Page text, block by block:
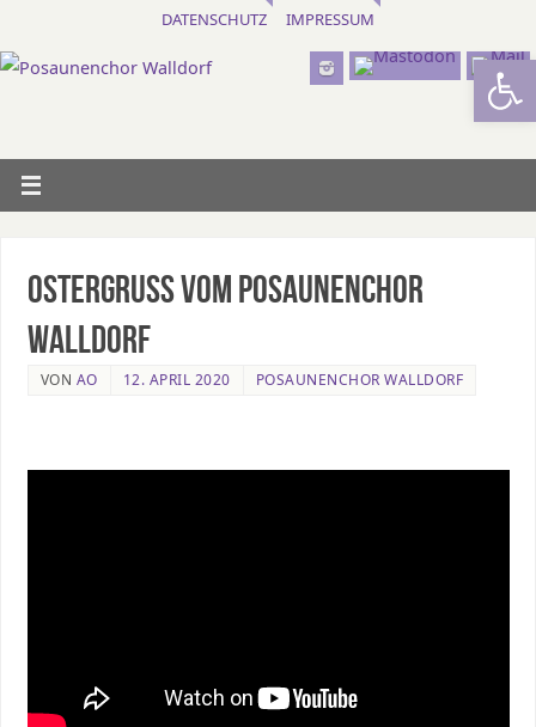
DATENSCHUTZ IMPRESSUM
Ostergruß vom Posaunenchor
Walldorf
VON AO 12. APRIL 2020 POSAUNENCHOR WALLDORF